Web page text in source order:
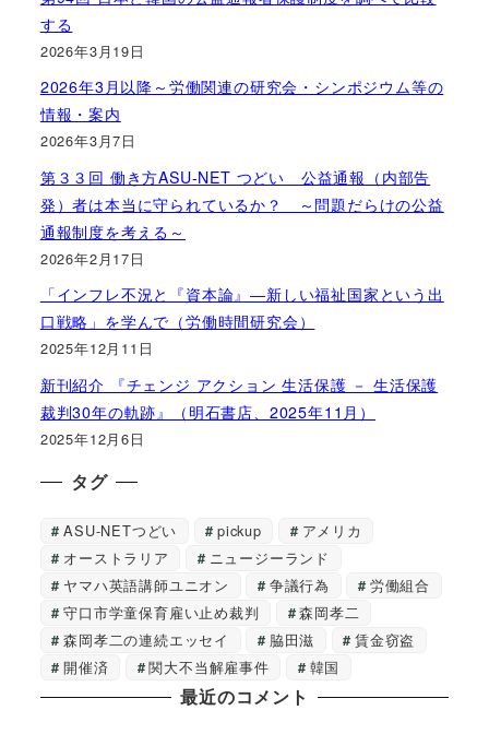
する
2026年3月19日
2026年3月以降～労働関連の研究会・シンポジウム等の
情報・案内
2026年3月7日
第３３回 働き方ASU-NET つどい 公益通報（内部告
発）者は本当に守られているか？ ～問題だらけの公益
通報制度を考える～
2026年2月17日
「インフレ不況と『資本論』―新しい福祉国家という出
口戦略」を学んで（労働時間研究会）
2025年12月11日
新刊紹介 『チェンジ アクション 生活保護 － 生活保護
裁判30年の軌跡』（明石書店、2025年11月）
2025年12月6日
タグ
ASU-NETつどい pickup
アメリカ
オーストラリア
ニュージーランド
ヤマハ英語講師ユニオン
争議行為
労働組合
守口市学童保育雇い止め裁判
森岡孝二
森岡孝二の連続エッセイ
脇田滋
賃金窃盗
開催済
関大不当解雇事件 韓国
最近のコメント